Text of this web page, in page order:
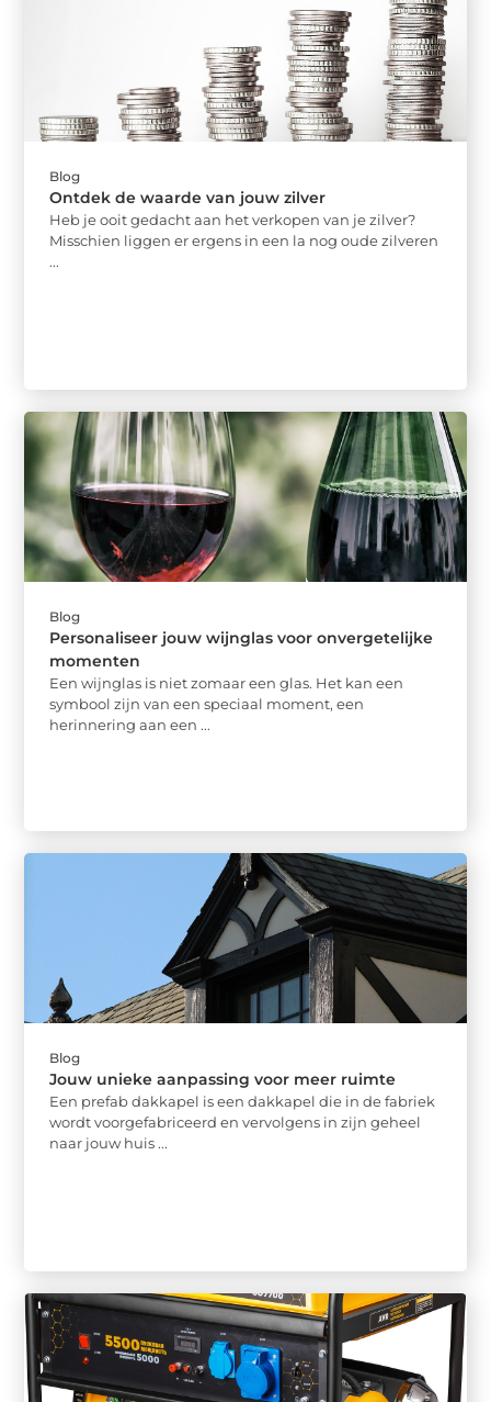
Blog
Ontdek de waarde van jouw zilver
Heb je ooit gedacht aan het verkopen van je zilver?
Misschien liggen er ergens in een la nog oude zilveren
...
Blog
Personaliseer jouw wijnglas voor onvergetelijke
momenten
Een wijnglas is niet zomaar een glas. Het kan een
symbool zijn van een speciaal moment, een
herinnering aan een ...
Blog
Jouw unieke aanpassing voor meer ruimte
Een prefab dakkapel is een dakkapel die in de fabriek
wordt voorgefabriceerd en vervolgens in zijn geheel
naar jouw huis ...